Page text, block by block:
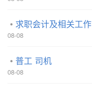
求职会计及相关工作
08-08
普工 司机
08-08